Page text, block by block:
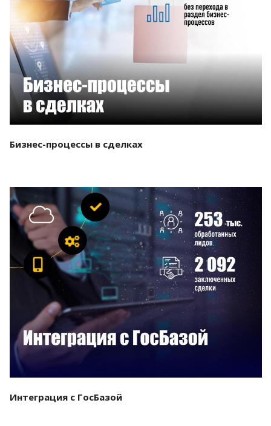
Бизнес-процессы в сделках
Смотреть проект
Интеграция с ГосБазой